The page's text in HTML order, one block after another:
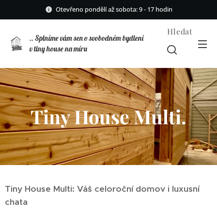
Otevřeno pondělí až sobota: 9 - 17 hodin
.. Splníme vám sen o svobodném bydlení
v tiny house na míru
Hledat
Tiny House Multi.
Tiny House Multi: Váš celoroční domov i luxusní
chata